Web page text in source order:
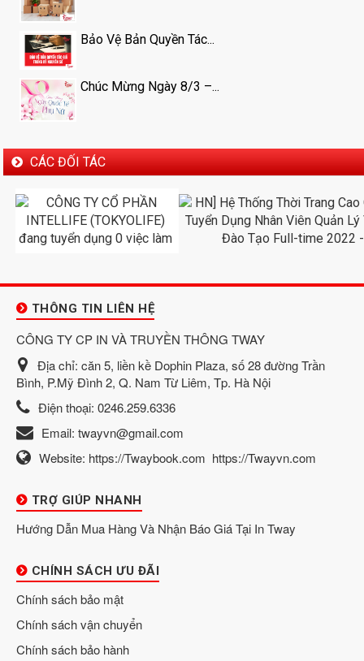
Bảo Vệ Bản Quyền Tác...
Chúc Mừng Ngày 8/3 –...
CÁC ĐỐI TÁC
THÔNG TIN LIÊN HỆ
CÔNG TY CP IN VÀ TRUYỀN THÔNG TWAY
Địa chỉ: căn 5, liền kề Dophin Plaza, số 28 đường Trần
Bình, P.Mỹ Đình 2, Q. Nam Từ Liêm, Tp. Hà Nội
Điện thoại: 0246.259.6336
Email: twayvn@gmail.com
Website: https://Twaybook.com https://Twayvn.com
TRỢ GIÚP NHANH
Hướng Dẫn Mua Hàng Và Nhận Báo Giá Tại In Tway
CHÍNH SÁCH ƯU ĐÃI
Chính sách bảo mật
Chính sách vận chuyển
Chính sách bảo hành